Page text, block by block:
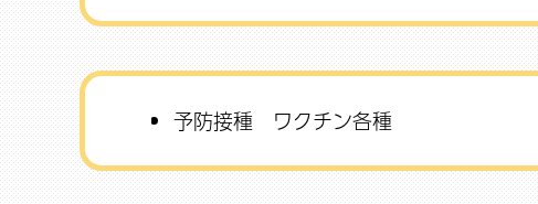
予防接種 ワクチン各種